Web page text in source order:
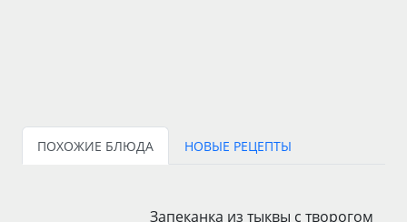
ПОХОЖИЕ БЛЮДА НОВЫЕ РЕЦЕПТЫ
Запеканка из тыквы с творогом